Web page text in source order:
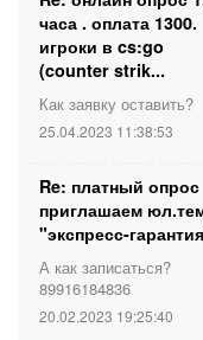
часа . оплата 1300.
игроки в cs:go
(counter strik...
Как заявку оставить?
25.04.2023 11:38:53
Re: платный опрос
приглашаем
"экспресс-
А как записаться?
89916184836
20.02.2023 19:25:40